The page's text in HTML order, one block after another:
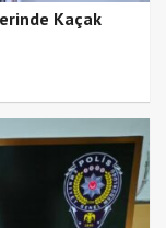
Kaçak